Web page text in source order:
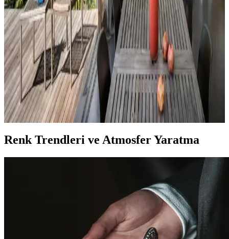
Ella satıcısından alınan Hermes dekor ürünleri, yüksek deri kalitesi
ve detaylı işçiliğiyle öne çıkıyor. Ürünlerin boyutları beklentileri
aşarken, fiyat ve orijinallik tartışmaları da dikkat çekiyor.
Veranda Dekorasyonunda Bitki Seçimi, Aydınlatma
ve Mobilya Düzenlemeleriyle Estetik İyileştirme
Yöntemleri
Veranda dekorasyonunda bitkiler, halılar, aydınlatma ve mobilyaların
uyumlu kullanımı mekânı daha davetkâr ve fonksiyonel kılar. Doğru
seçimler verandanın atmosferini ve dış görünümünü güçlendirir.
Renk Trendleri ve Atmosfer Yaratma